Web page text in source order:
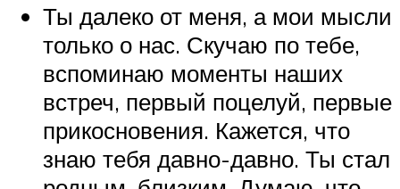
Ты далеко от меня, а мои мысли
только о нас. Скучаю по тебе,
вспоминаю моменты наших
встреч, первый поцелуй, первые
прикосновения. Кажется, что
знаю тебя давно-давно. Ты стал